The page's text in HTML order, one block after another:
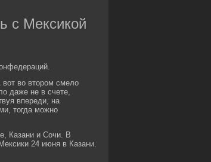
с Мексикой
вот во втором смело
даже не в счете,
впереди, на
тогда можно
Казани и Сочи. В
24 июня в Казани.